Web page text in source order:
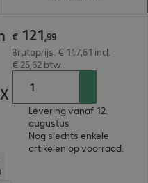
€ 121,99
Brutoprijs: € 147,61 incl.
€ 25,62 btw
Levering vanaf 12.
augustus
Nog slechts enkele
artikelen op voorraad.